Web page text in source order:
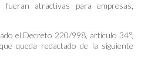
atractivas para empresas,
el Decreto 220/998, artículo 34°,
queda redactado de la siguiente